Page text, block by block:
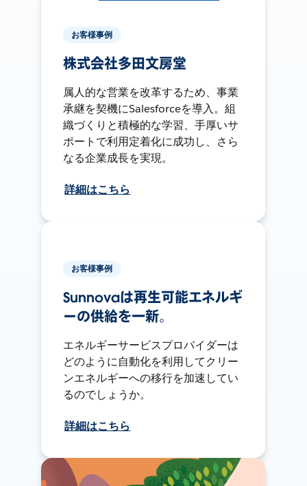
お客様事例
株式会社多田文房堂
属人的な営業を改革するため、事業
承継を契機にSalesforceを導入。組
織づくりと積極的な学習、手厚いサ
ポートで利用定着化に成功し、さら
なる企業成長を実現。
詳細はこちら
お客様事例
Sunnovaは再生可能エネルギ
ーの供給を一新。
エネルギーサービスプロバイダーは
どのように自動化を利用してクリー
ンエネルギーへの移行を加速してい
るのでしょうか。
詳細はこちら